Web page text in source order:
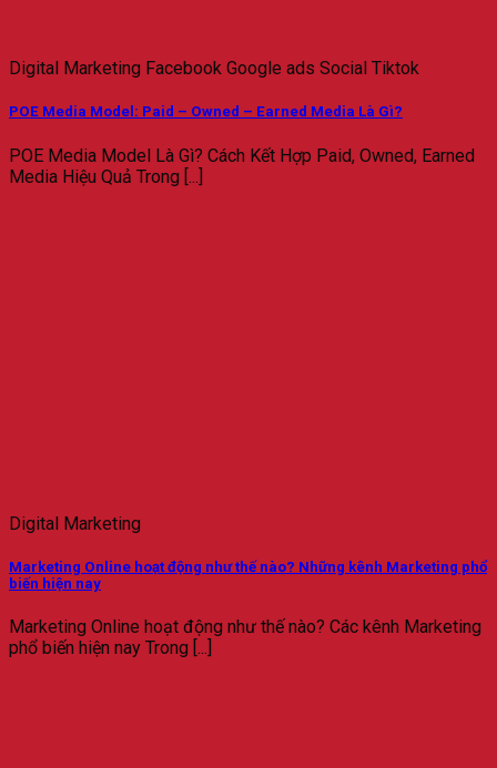
Digital Marketing Facebook Google ads Social Tiktok
POE Media Model: Paid – Owned – Earned Media Là Gì?
POE Media Model Là Gì? Cách Kết Hợp Paid, Owned, Earned
Media Hiệu Quả Trong [...]
Digital Marketing
Marketing Online hoạt động như thế nào? Những kênh Marketing phổ
biến hiện nay
Marketing Online hoạt động như thế nào? Các kênh Marketing
phổ biến hiện nay Trong [...]